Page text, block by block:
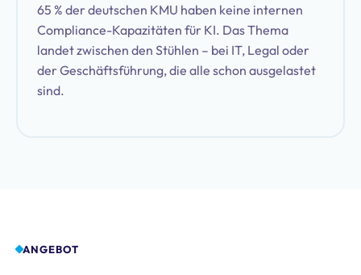
65 % der deutschen KMU haben keine internen
Compliance-Kapazitäten für KI. Das Thema
landet zwischen den Stühlen – bei IT, Legal oder
der Geschäftsführung, die alle schon ausgelastet
sind.
ANGEBOT